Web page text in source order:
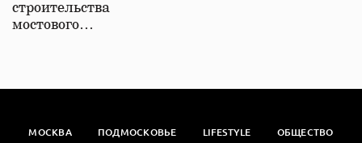
строительства
мостового…
МОСКВА ПОДМОСКОВЬЕ LIFESTYLE ОБЩЕСТВО